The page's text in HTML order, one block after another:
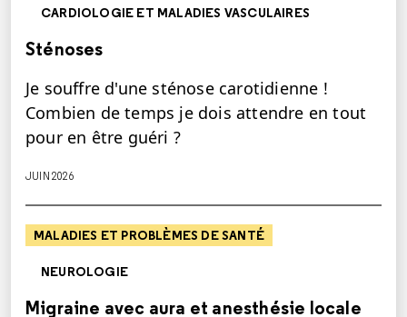
CARDIOLOGIE ET MALADIES VASCULAIRES
Sténoses
Je souffre d'une sténose carotidienne !
Combien de temps je dois attendre en tout
pour en être guéri ?
JUIN 2026
MALADIES ET PROBLÈMES DE SANTÉ
NEUROLOGIE
Migraine avec aura et anesthésie locale